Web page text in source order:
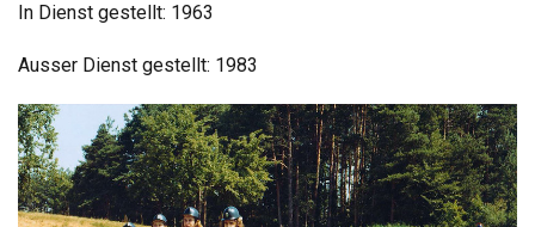
In Dienst gestellt: 1963
Ausser Dienst gestellt: 1983